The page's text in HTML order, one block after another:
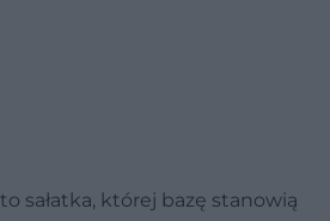
to sałatka, której bazę stanowią